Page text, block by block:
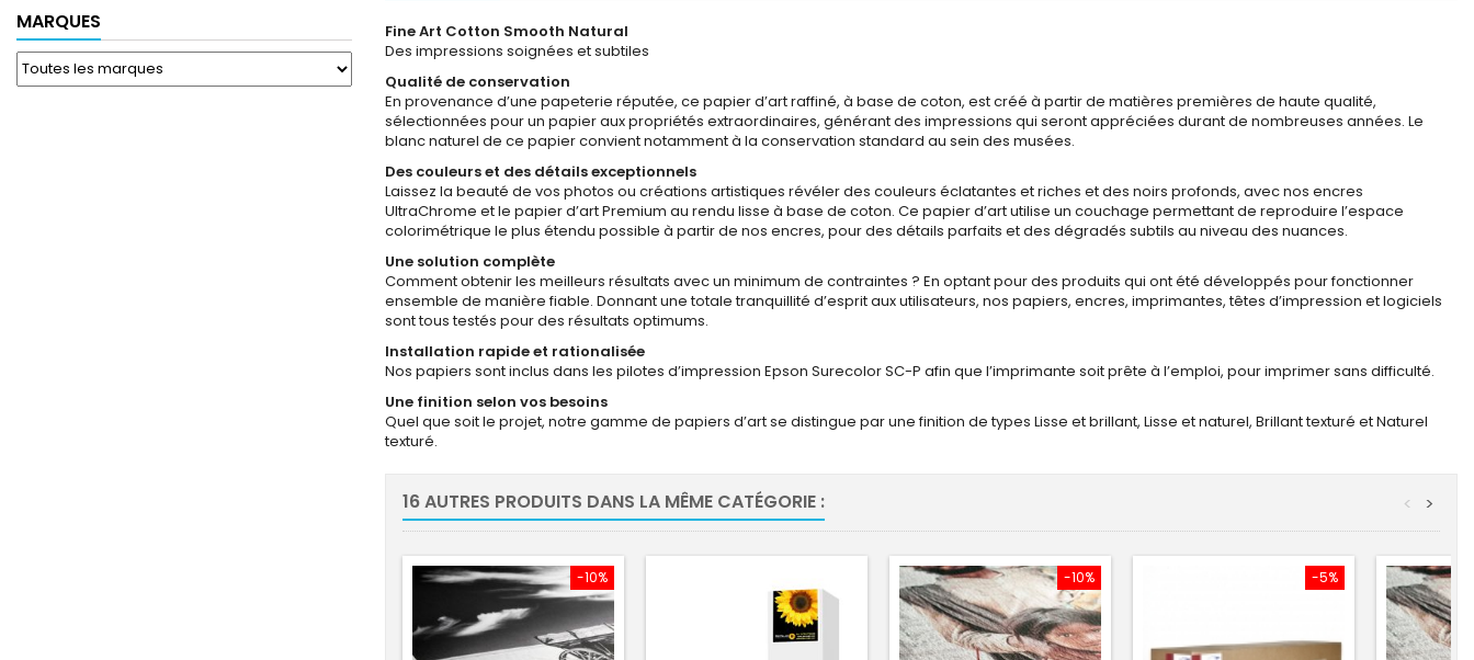
MARQUES
Fine Art Cotton Smooth Natural
Des impressions soignées et subtiles
Qualité de conservation
En provenance d’une papeterie réputée, ce papier d’art raffiné, à base de coton, est créé à partir de matières premières de haute qualité,
sélectionnées pour un papier aux propriétés extraordinaires, générant des impressions qui seront appréciées durant de nombreuses années. Le
blanc naturel de ce papier convient notamment à la conservation standard au sein des musées.
Des couleurs et des détails exceptionnels
Laissez la beauté de vos photos ou créations artistiques révéler des couleurs éclatantes et riches et des noirs profonds, avec nos encres
UltraChrome et le papier d’art Premium au rendu lisse à base de coton. Ce papier d’art utilise un couchage permettant de reproduire l’espace
colorimétrique le plus étendu possible à partir de nos encres, pour des détails parfaits et des dégradés subtils au niveau des nuances.
Une solution complète
Comment obtenir les meilleurs résultats avec un minimum de contraintes ? En optant pour des produits qui ont été développés pour fonctionner
ensemble de manière fiable. Donnant une totale tranquillité d’esprit aux utilisateurs, nos papiers, encres, imprimantes, têtes d’impression et logiciels
sont tous testés pour des résultats optimums.
Installation rapide et rationalisée
Nos papiers sont inclus dans les pilotes d’impression Epson Surecolor SC-P afin que l’imprimante soit prête à l’emploi, pour imprimer sans difficulté.
Une finition selon vos besoins
Quel que soit le projet, notre gamme de papiers d’art se distingue par une finition de types Lisse et brillant, Lisse et naturel, Brillant texturé et Naturel
texturé.
16 AUTRES PRODUITS DANS LA MÊME CATÉGORIE : >
<
-10% -10% -5%